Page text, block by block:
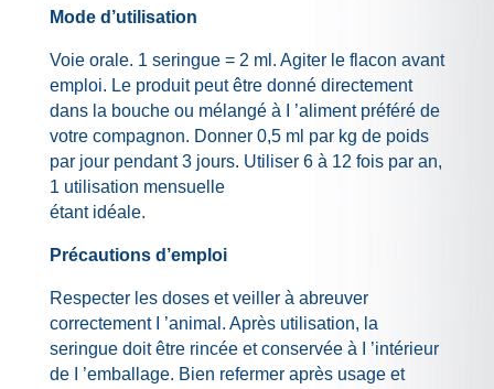
Mode d’utilisation
Voie orale. 1 seringue = 2 ml. Agiter le flacon avant
emploi. Le produit peut être donné directement
dans la bouche ou mélangé à I ’aliment préféré de
votre compagnon. Donner 0,5 ml par kg de poids
par jour pendant 3 jours. Utiliser 6 à 12 fois par an,
1 utilisation mensuelle
étant idéale.
Précautions d’emploi
Respecter les doses et veiller à abreuver
correctement I ’animal. Après utilisation, la
seringue doit être rincée et conservée à I ’intérieur
de I ’emballage. Bien refermer après usage et